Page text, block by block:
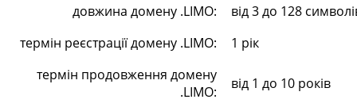
довжина домену .LIMO:
від 3 до 128
термін реєстрації домену .LIMO:
1 рік
термін продовження домену
.LIMO:
від 1 до 10 років